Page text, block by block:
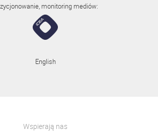
monitoring mediów:
English
Wspierają nas